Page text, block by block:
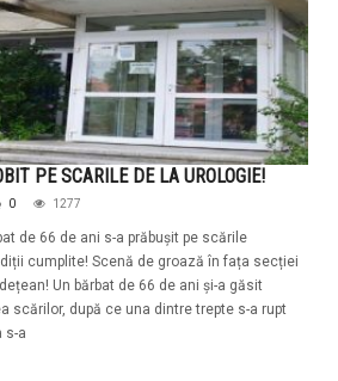
PE SCARILE DE LA UROLOGIE!
0 1277
de 66 de ani s-a prăbușit pe scările
cumplite! Scenă de groază în fața secției
Un bărbat de 66 de ani și-a găsit
scărilor, după ce una dintre trepte s-a rupt
s-a